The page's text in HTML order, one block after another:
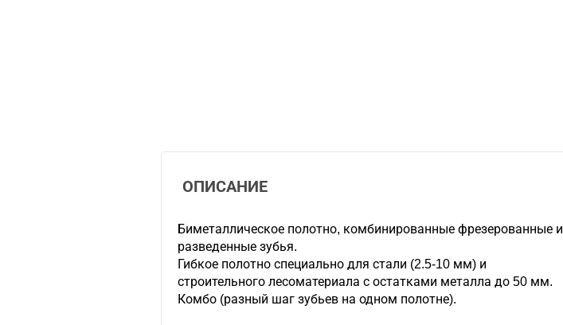
ОПИСАНИЕ
Биметаллическое полотно, комбинированные фрезерованные и
разведенные зубья.
Гибкое полотно специально для стали (2.5-10 мм) и
строительного лесоматериала с остатками металла до 50 мм.
Комбо (разный шаг зубьев на одном полотне).